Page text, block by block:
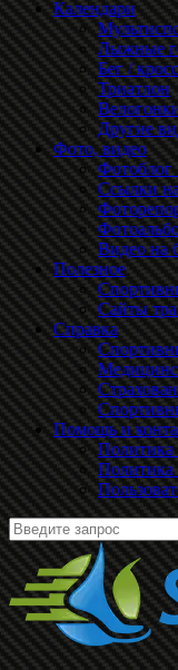
Календари
Лыжные
Бег / кросс
Триатлон
Другие
Фото, видео
Фотоблог
Ссылки
Видео на
Полезное
Сайты
Справка
Помощь и
Политика
Политика